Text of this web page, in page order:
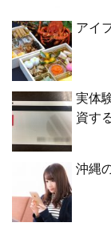
アイ
実体
資す
沖縄